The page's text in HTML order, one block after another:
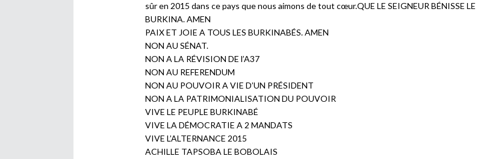
sûr en 2015 dans ce pays que nous aimons de tout cœur.QUE LE SEIGNEUR BÉNISSE LE
BURKINA. AMEN
PAIX ET JOIE A TOUS LES BURKINABÉS. AMEN
NON AU SÉNAT.
NON A LA RÉVISION DE l’A37
NON AU REFERENDUM
NON AU POUVOIR A VIE D’UN PRÉSIDENT
NON A LA PATRIMONIALISATION DU POUVOIR
VIVE LE PEUPLE BURKINABÉ
VIVE LA DÉMOCRATIE A 2 MANDATS
VIVE L’ALTERNANCE 2015
ACHILLE TAPSOBA LE BOBOLAIS